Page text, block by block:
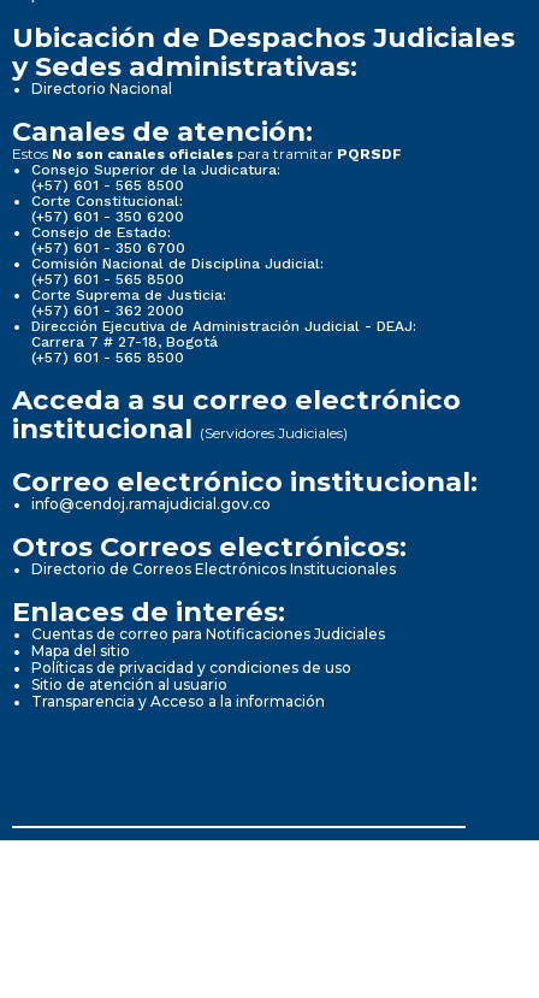
Ubicación de Despachos Judiciales
y Sedes administrativas:
Directorio Nacional
Canales de atención:
Estos No son canales oficiales para tramitar PQRSDF
Consejo Superior de la Judicatura:
(+57) 601 - 565 8500
Corte Constitucional:
(+57) 601 - 350 6200
Consejo de Estado:
(+57) 601 - 350 6700
Comisión Nacional de Disciplina Judicial:
(+57) 601 - 565 8500
Corte Suprema de Justicia:
(+57) 601 - 362 2000
Dirección Ejecutiva de Administración Judicial - DEAJ:
Carrera 7 # 27-18, Bogotá
(+57) 601 - 565 8500
Acceda a su correo electrónico
institucional (Servidores Judiciales)
Correo electrónico institucional:
info@cendoj.ramajudicial.gov.co
Otros Correos electrónicos:
Directorio de Correos Electrónicos Institucionales
Enlaces de interés:
Cuentas de correo para Notificaciones Judiciales
Mapa del sitio
Políticas de privacidad y condiciones de uso
Sitio de atención al usuario
Transparencia y Acceso a la información